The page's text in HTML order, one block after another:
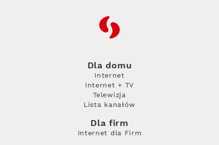
RFC
Dla domu
Internet
Internet + TV
Telewizja
Lista kanałów
Dla firm
Internet dla Firm